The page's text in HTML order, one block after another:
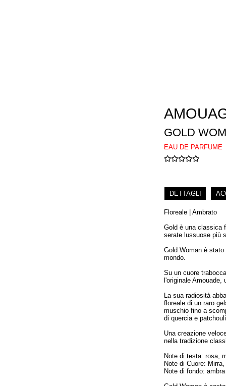
GOLD
EAU DE PARFUME
DETTAGLI
Floreale | Ambrato
Gold è una classica
serate lussuose più
Gold Woman è
mondo.
Su un cuore
l'originale Amouade,
La sua radiosità
floreale di un raro
muschio fino a
di quercia e
Una creazione
nella tradizione
Note di testa: rosa,
Note di Cuore:
Note di fondo: